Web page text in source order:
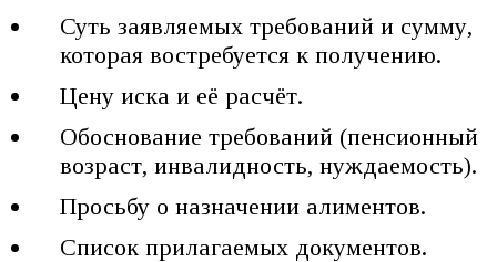
Суть заявляемых требований и сумму,
которая востребуется к получению.
Цену иска и её расчёт.
Обоснование требований (пенсионный
возраст, инвалидность, нуждаемость).
Просьбу о назначении алиментов.
Список прилагаемых документов.